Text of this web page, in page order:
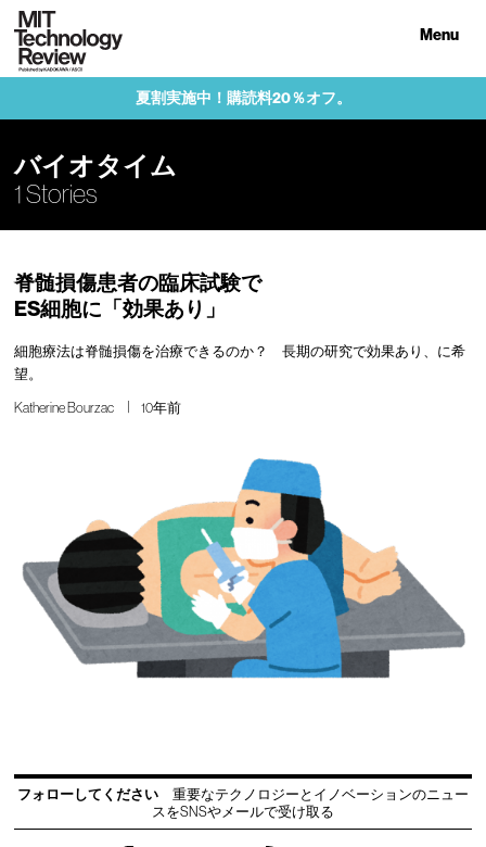
Menu
夏割実施中！購読料20％オフ。
バイオタイム
1 Stories
脊髄損傷患者の臨床試験で
ES細胞に「効果あり」
細胞療法は脊髄損傷を治療できるのか？ 長期の研究で効果あり、に希
望。
Katherine Bourzac 10年前
フォローしてください
重要なテクノロジーとイノベーションのニュー
スをSNSやメールで受け取る